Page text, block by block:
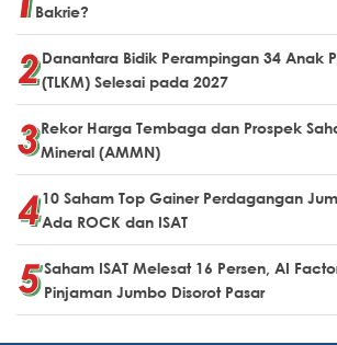
Bakrie?
Danantara Bidik Perampingan 34 Anak
(TLKM) Selesai pada 2027
Rekor Harga Tembaga dan Prospek
Mineral (AMMN)
10 Saham Top Gainer Perdagangan
Ada ROCK dan ISAT
Saham ISAT Melesat 16 Persen, AI
Pinjaman Jumbo Disorot Pasar